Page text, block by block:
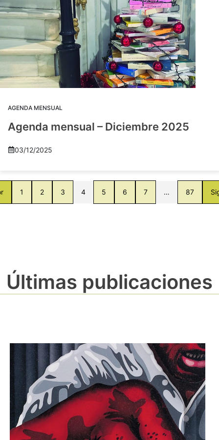
AGENDA MENSUAL
Agenda mensual – Diciembre 2025
03/12/2025
1 2 3 4 5 6 7 … 87
Últimas publicaciones